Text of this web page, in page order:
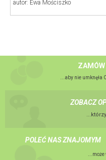
autor: Ewa Mościszko
ZAMÓW
...aby nie
ZOBACZ
POLEĆ NAS ZNAJOMYM